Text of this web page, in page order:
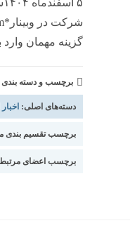
گزینه مهمان
برچسب و دسته بندی
دسته‌های اصلی:
برچسب تقسیم بندی
برچسب اعضای